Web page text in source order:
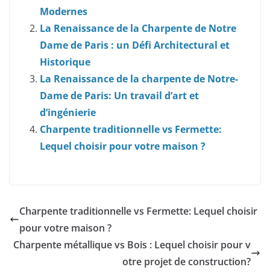
Modernes
La Renaissance de la Charpente de Notre
Dame de Paris : un Défi Architectural et
Historique
La Renaissance de la charpente de Notre-
Dame de Paris: Un travail d’art et
d’ingénierie
Charpente traditionnelle vs Fermette:
Lequel choisir pour votre maison ?
Charpente traditionnelle vs Fermette: Lequel choisir
pour votre maison ?
Charpente métallique vs Bois : Lequel choisir pour v
otre projet de construction?